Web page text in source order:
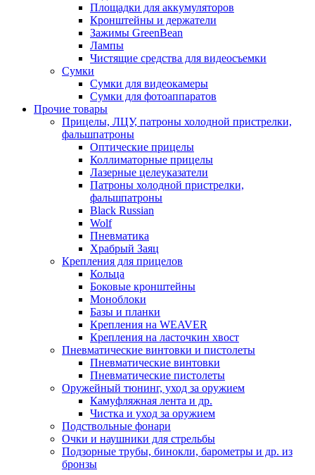
Площадки для аккумуляторов
Кронштейны и держатели
Зажимы GreenBean
Лампы
Чистящие средства для видеосъемки
Сумки
Сумки для видеокамеры
Сумки для фотоаппаратов
Прочие товары
Прицелы, ЛЦУ, патроны холодной пристрелки,
фальшпатроны
Оптические прицелы
Коллиматорные прицелы
Лазерные целеуказатели
Патроны холодной пристрелки,
фальшпатроны
Black Russian
Wolf
Пневматика
Храбрый Заяц
Крепления для прицелов
Кольца
Боковые кронштейны
Моноблоки
Базы и планки
Крепления на WEAVER
Крепления на ласточкин хвост
Пневматические винтовки и пистолеты
Пневматические винтовки
Пневматические пистолеты
Оружейный тюнинг, уход за оружием
Камуфляжная лента и др.
Чистка и уход за оружием
Подствольные фонари
Очки и наушники для стрельбы
Подзорные трубы, бинокли, барометры и др. из
бронзы